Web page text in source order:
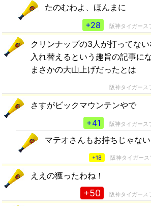
たのむわよ、ほんまに
+28
阪神タイガース
クリンナップの3人が打ってな
入れ替えるという趣旨の記事に
まさかの大山上げだったとは
阪神タイガース
さすがビックマウンテンやで
+41
阪神タイガース
マテオさんもお持ちじゃな
+18 阪神タイガース
ええの獲ったわね！
+50 阪神タイガース